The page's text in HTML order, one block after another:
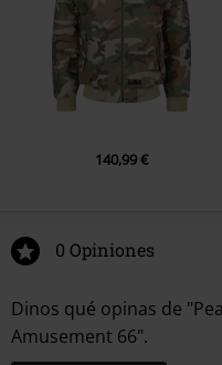
140,99 €
0 Opiniones
Dinos qué opinas de
Amusement 66".